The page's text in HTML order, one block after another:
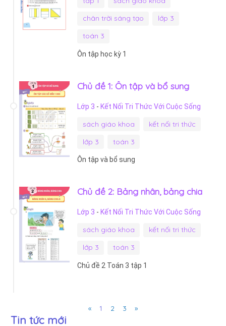
chân trời sáng tạo
lớp 3
toán 3
Ôn tập học kỳ 1
Chủ đề 1: Ôn tập và bổ sung
Lớp 3 - Kết Nối Tri Thức Với Cuộc Sống
sách giáo khoa
kết nối tri thức
lớp 3
toán 3
Ôn tập và bổ sung
Chủ đề 2: Bảng nhân, bảng chia
Lớp 3 - Kết Nối Tri Thức Với Cuộc Sống
sách giáo khoa
kết nối tri thức
lớp 3
toán 3
Chủ đề 2 Toán 3 tập 1
«Previous
1 2 3 »Next
Tin tức mới